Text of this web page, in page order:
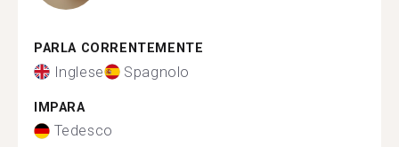
PARLA CORRENTEMENTE
Inglese Spagnolo
IMPARA
Tedesco